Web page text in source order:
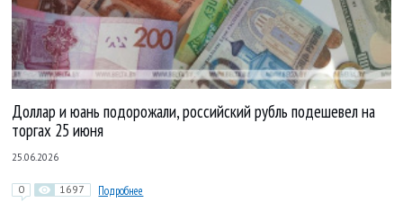
Доллар и юань подорожали, российский рубль подешевел на
торгах 25 июня
25.06.2026
0 1697 Подробнее